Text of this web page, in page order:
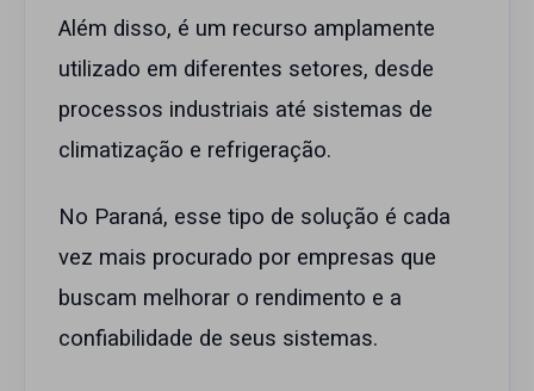
Além disso, é um recurso amplamente
utilizado em diferentes setores, desde
processos industriais até sistemas de
climatização e refrigeração.
No Paraná, esse tipo de solução é cada
vez mais procurado por empresas que
buscam melhorar o rendimento e a
confiabilidade de seus sistemas.